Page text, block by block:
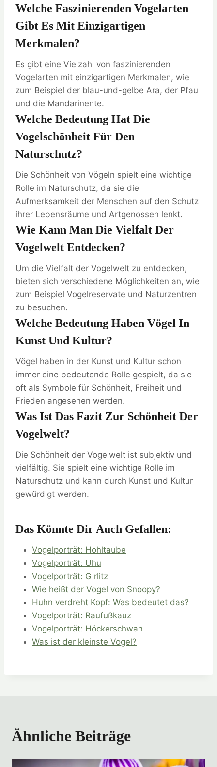
Welche Faszinierenden Vogelarten
Gibt Es Mit Einzigartigen
Merkmalen?
Es gibt eine Vielzahl von faszinierenden
Vogelarten mit einzigartigen Merkmalen, wie
zum Beispiel der blau-und-gelbe Ara, der Pfau
und die Mandarinente.
Welche Bedeutung Hat Die
Vogelschönheit Für Den
Naturschutz?
Die Schönheit von Vögeln spielt eine wichtige
Rolle im Naturschutz, da sie die
Aufmerksamkeit der Menschen auf den Schutz
ihrer Lebensräume und Artgenossen lenkt.
Wie Kann Man Die Vielfalt Der
Vogelwelt Entdecken?
Um die Vielfalt der Vogelwelt zu entdecken,
bieten sich verschiedene Möglichkeiten an, wie
zum Beispiel Vogelreservate und Naturzentren
zu besuchen.
Welche Bedeutung Haben Vögel In
Kunst Und Kultur?
Vögel haben in der Kunst und Kultur schon
immer eine bedeutende Rolle gespielt, da sie
oft als Symbole für Schönheit, Freiheit und
Frieden angesehen werden.
Was Ist Das Fazit Zur Schönheit Der
Vogelwelt?
Die Schönheit der Vogelwelt ist subjektiv und
vielfältig. Sie spielt eine wichtige Rolle im
Naturschutz und kann durch Kunst und Kultur
gewürdigt werden.
Das Könnte Dir Auch Gefallen:
Vogelporträt: Hohltaube
Vogelporträt: Uhu
Vogelporträt: Girlitz
Wie heißt der Vogel von Snoopy?
Huhn verdreht Kopf: Was bedeutet das?
Vogelporträt: Raufußkauz
Vogelporträt: Höckerschwan
Was ist der kleinste Vogel?
Ähnliche Beiträge